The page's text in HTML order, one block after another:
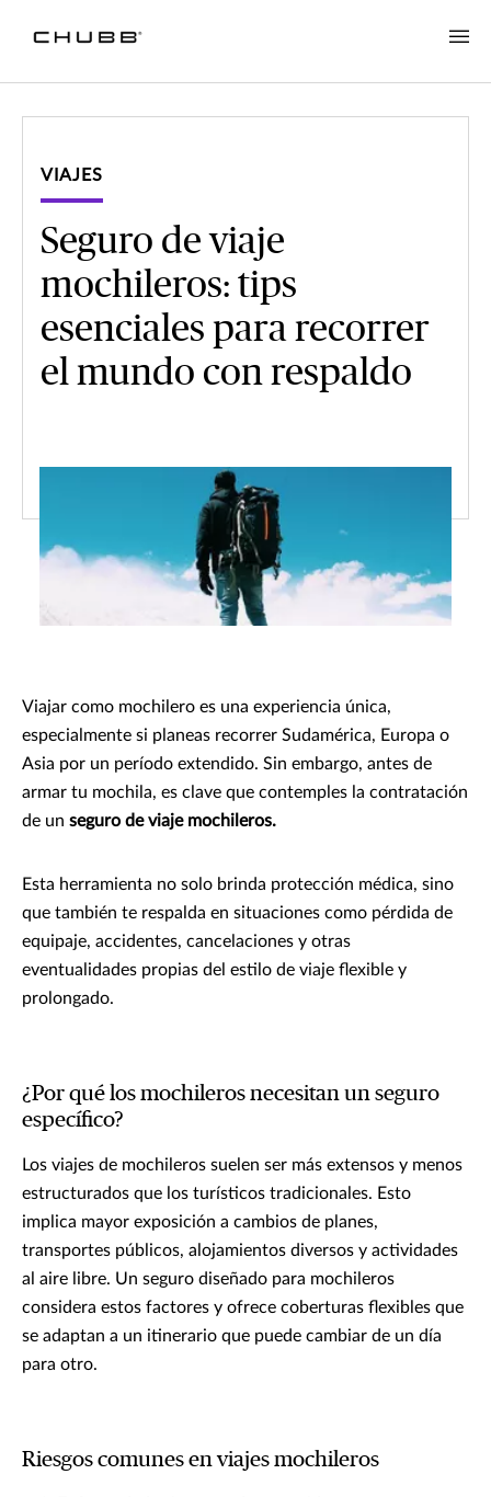
VIAJES
Seguro de viaje
mochileros: tips
esenciales para recorrer
el mundo con respaldo
Viajar como mochilero es una experiencia única,
especialmente si planeas recorrer Sudamérica, Europa o
Asia por un período extendido. Sin embargo, antes de
armar tu mochila, es clave que contemples la contratación
de un seguro de viaje mochileros.
Esta herramienta no solo brinda protección médica, sino
que también te respalda en situaciones como pérdida de
equipaje, accidentes, cancelaciones y otras
eventualidades propias del estilo de viaje flexible y
prolongado.
¿Por qué los mochileros necesitan un seguro
específico?
Los viajes de mochileros suelen ser más extensos y menos
estructurados que los turísticos tradicionales. Esto
implica mayor exposición a cambios de planes,
transportes públicos, alojamientos diversos y actividades
al aire libre. Un seguro diseñado para mochileros
considera estos factores y ofrece coberturas flexibles que
se adaptan a un itinerario que puede cambiar de un día
para otro.
Riesgos comunes en viajes mochileros